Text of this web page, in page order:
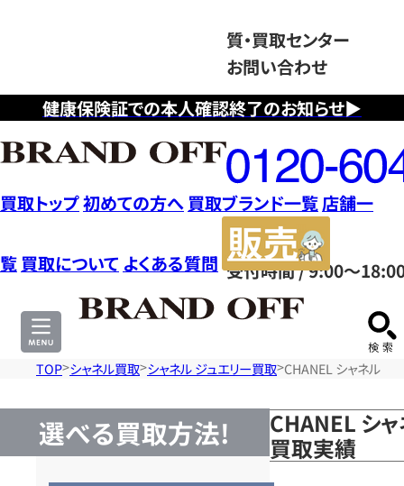
健康保険証での本人確認終了のお知らせ▶
質・買取センター
お問い合わせ
フ
リ
ー
ダ
イ
ヤ
ル
0120604117
受付時間 / 9:00～
買取トップ初めての方へ 買取ブランド一覧店舗一
覧 買取について よくある質問
サ
TOP シャネル買取 シャネル ジュエリー買取 CHANEL シャネル ピ
選べる買取方法!
CHANEL シ
買取実績